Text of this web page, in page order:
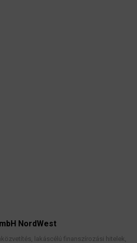
NordWest
lakáscélú finanszírozási hitelek,